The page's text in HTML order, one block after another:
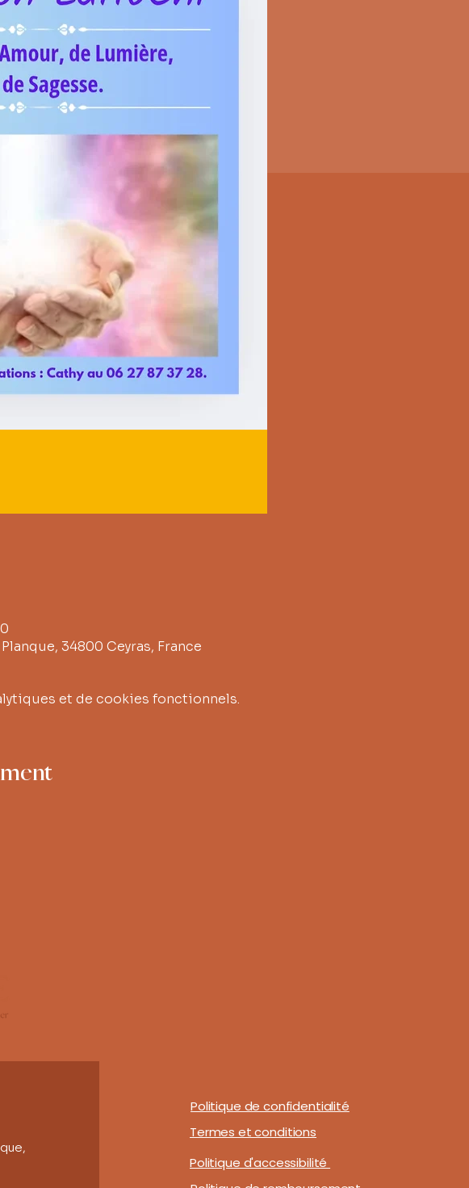
34800 Ceyras, France
et de cookies fonctionnels.
Politique de confidentialité
Termes et conditions
Politique d'accessibilité